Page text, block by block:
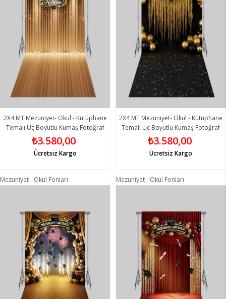
2X4 MT Mezuniyet- Okul - Kütüphane
Temalı Üç Boyutlu Kumaş Fotoğraf
Fonları 17 - Fabric Photography
Backdrop
₺3.580,00
Ücretsiz Kargo
2X4 MT Mezuniyet- Okul - Kütüphane
Temalı Üç Boyutlu Kumaş Fotoğraf
Fonları 18 - Fabric Photography
Backdrop
₺3.580,00
Ücretsiz Kargo
Mezuniyet - Okul Fonları Mezuniyet - Okul Fonları